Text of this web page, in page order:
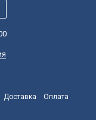
Доставка
Оплата